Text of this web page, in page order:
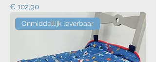
Prijs
€ 102,90
Onmiddellijk leverbaar